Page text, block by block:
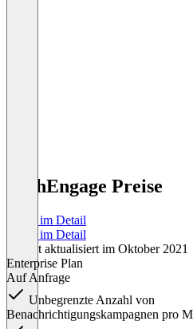
PushEngage Preise
Preise im Detail
Preise im Detail
Zuletzt aktualisiert im Oktober 2021
Enterprise Plan
Auf Anfrage
Unbegrenzte Anzahl von
Benachrichtigungskampagnen pro